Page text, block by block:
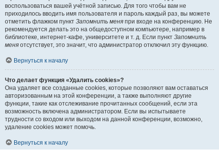
воспользоваться вашей учётной записью. Для того чтобы вам не
приходилось вводить имя пользователя и пароль каждый раз, вы можете
отметить флажком пункт Запомнить меня при входе на конференцию. Не
рекомендуется делать это на общедоступном компьютере, например в
библиотеке, интернет-кафе, университете и т. д. Если пункт Запомнить
меня отсутствует, это значит, что администратор отключил эту функцию.
Вернуться к началу
Что делает функция «Удалить cookies»?
Она удаляет все созданные cookies, которые позволяют вам оставаться
авторизованным на этой конференции, а также выполняют другие
функции, такие как отслеживание прочитанных сообщений, если эта
возможность включена администратором. Если вы испытываете
трудности со входом или выходом на данной конференции, возможно,
удаление cookies может помочь.
Вернуться к началу